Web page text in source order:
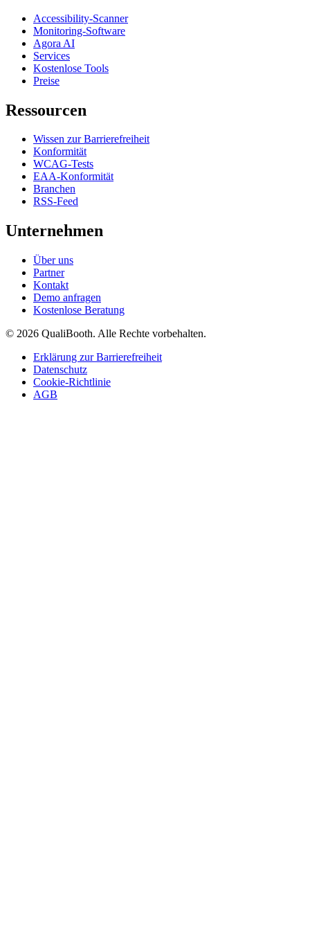
Accessibility-Scanner
Monitoring-Software
Agora AI
Services
Kostenlose Tools
Preise
Ressourcen
Wissen zur Barrierefreiheit
Konformität
WCAG-Tests
EAA-Konformität
Branchen
RSS-Feed
Unternehmen
Über uns
Partner
Kontakt
Demo anfragen
Kostenlose Beratung
© 2026 QualiBooth. Alle Rechte vorbehalten.
Erklärung zur Barrierefreiheit
Datenschutz
Cookie-Richtlinie
AGB